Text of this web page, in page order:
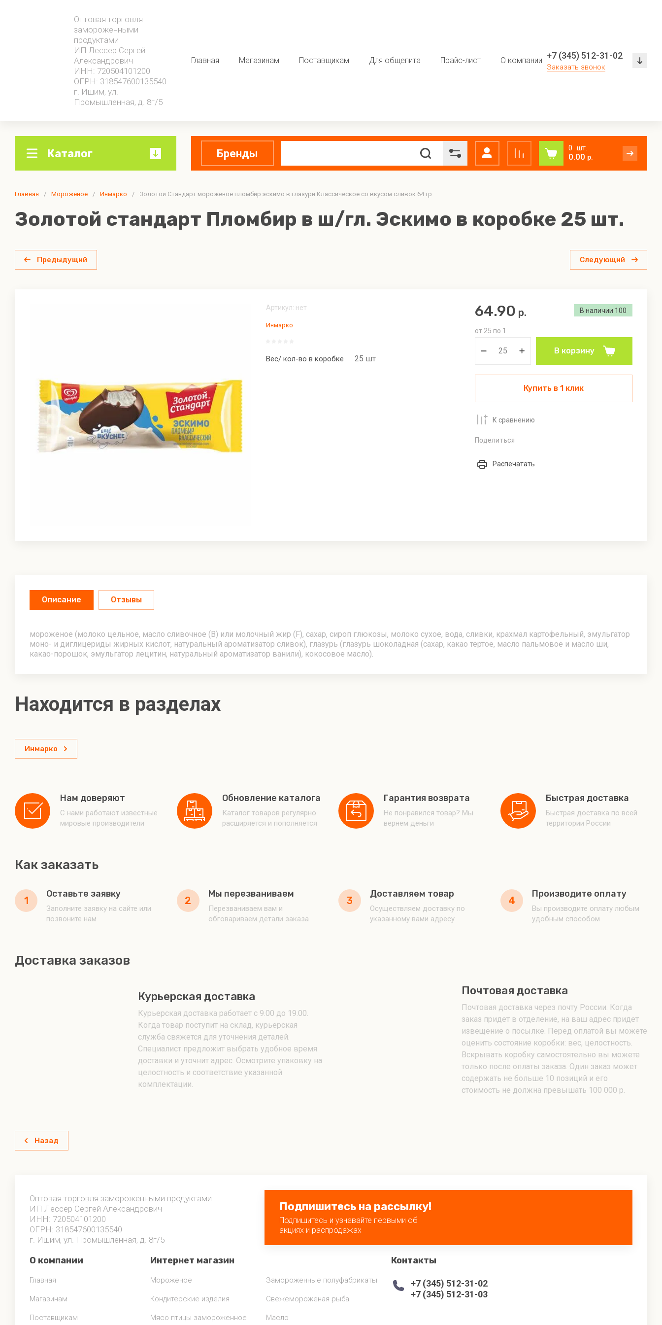
Оптовая торговля
замороженными
продуктами
ИП Лессер Сергей
Александрович
ИНН: 720504101200
ОГРН: 318547600135540
г. Ишим, ул.
Промышленная, д. 8г/5
Главная Магазинам Поставщикам Для общепита Прайс-лист О компании Оплата и доставка
+7 (345) 512-31-02
Заказать звонок
Мороженое
Инмарко
Тюменское
Замороженные полуфабрикаты
Готовые блюда
Кондитерские изделия
Торты Рыба
шоколадом "Дерзкий фундук" "Из
шоколадом "Дерзкий фундук" "Из
Каталог Бренды
0 - 9 А - Я
Волга Айс
Крабия
Купино
ЛАНДИС
Мираторг
Фабрика вкуса
0
0.00 р.
Главная / Мороженое / Инмарко / Золотой Стандарт мороженое пломбир эскимо в глазури Классическое со вкусом сливок 64 гр
Золотой стандарт Пломбир в ш/гл. Эскимо в коробке 25 шт.
Предыдущий Следующий
Артикул: нет
Инмарко
Вес/ кол-во в коробке 25 шт
В наличии 100
64.90 р.
от 25 по 1
В корзину
Купить в 1 клик
К сравнению
Поделиться
Распечатать
Описание Отзывы
мороженое (молоко цельное, масло сливочное (B) или молочный жир (F), сахар, сироп глюкозы, молоко сухое, вода, сливки, крахмал картофельный, эмульгатор
моно- и диглицериды жирных кислот, натуральный ароматизатор сливок), глазурь (глазурь шоколадная (сахар, какао тертое, масло пальмовое и масло ши,
какао-порошок, эмульгатор лецитин, натуральный ароматизатор ванили), кокосовое масло).
Находится в разделах
Инмарко
Нам доверяют
С нами работают известные
мировые производители
Обновление каталога
Каталог товаров регулярно
расширяется и пополняется
Гарантия возврата
Не понравился товар? Мы
вернем деньги
Быстрая доставка
Быстрая доставка по всей
территории России
Как заказать
1
Оставьте заявку
Заполните заявку на сайте или
позвоните нам
2
Мы перезваниваем
Перезваниваем вам и
обговариваем детали заказа
3
Доставляем товар
Осуществляем доставку по
указанному вами адресу
4
Производите оплату
Вы производите оплату любым
удобным способом
Доставка заказов
Курьерская доставка
Курьерская доставка работает с 9.00 до 19.00.
Когда товар поступит на склад, курьерская
служба свяжется для уточнения деталей.
Специалист предложит выбрать удобное время
доставки и уточнит адрес. Осмотрите упаковку на
целостность и соответствие указанной
комплектации.
Почтовая доставка
Почтовая доставка через почту России. Когда
заказ придет в отделение, на ваш адрес придет
извещение о посылке. Перед оплатой вы можете
оценить состояние коробки: вес, целостность.
Вскрывать коробку самостоятельно вы можете
только после оплаты заказа. Один заказ может
содержать не больше 10 позиций и его
стоимость не должна превышать 100 000 р.
Назад
Оптовая торговля замороженными продуктами
ИП Лессер Сергей Александрович
ИНН: 720504101200
ОГРН: 318547600135540
г. Ишим, ул. Промышленная, д. 8г/5
Подпишитесь на рассылку!
Подпишитесь и узнавайте первыми об
акциях и распродажах
О компании
Главная
Магазинам
Поставщикам
Интернет магазин
Мороженое Замороженные полуфабрикаты
Кондитерские изделия Свежемороженая рыба
Мясо птицы замороженное Масло
Контакты
+7 (345) 512-31-02
+7 (345) 512-31-03